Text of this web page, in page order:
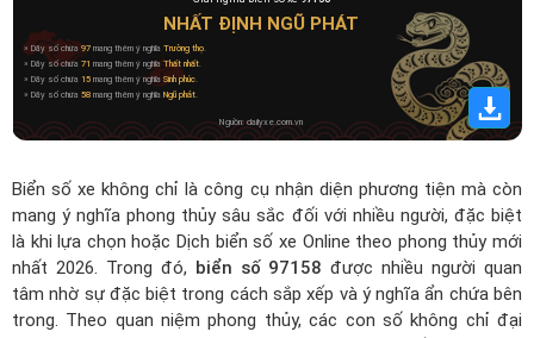
NHẤT ĐỊNH NGŨ PHÁT
» Dãy số chứa97 mang thêm ý nghĩa Trường thọ.
» Dãy số chứa 71 mang thêm ý nghĩaThất nhất.
» Dãy số chứa 15 mang thêm ý nghĩaSinh phúc.
» Dãy số chứa 58 mang thêm ý nghĩa Ngũ phát.
Nguồn: dailyxe.com.vn
Biển số xe không chỉ là công cụ nhận diện phương tiện mà còn
mang ý nghĩa phong thủy sâu sắc đối với nhiều người, đặc biệt
là khi lựa chọn hoặcDịch biển số xe Online theo phong thủy mới
nhất 2026. Trong đó, biển số 97158 được nhiều người quan
tâm nhờ sự đặc biệt trong cách sắp xếp và ý nghĩa ẩn chứa bên
trong. Theo quan niệm phong thủy, các con số không chỉ đại